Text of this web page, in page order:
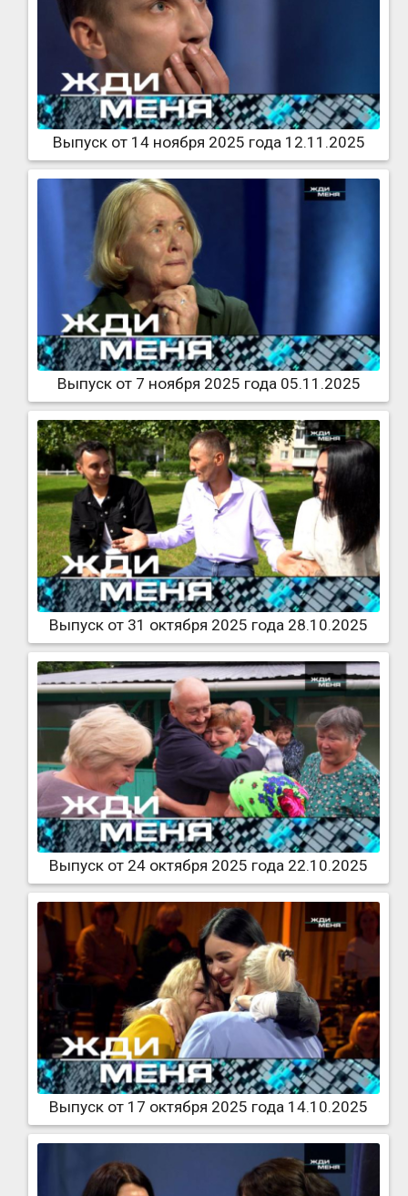
Выпуск от 14 ноября 2025 года 12.11.2025
Выпуск от 7 ноября 2025 года 05.11.2025
Выпуск от 31 октября 2025 года 28.10.2025
Выпуск от 24 октября 2025 года 22.10.2025
Выпуск от 17 октября 2025 года 14.10.2025